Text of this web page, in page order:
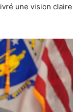
une vision claire